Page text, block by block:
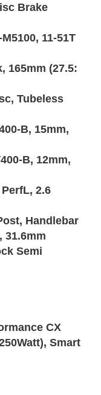
Brake
11-51T
165mm (27.5:
Tubeless
B, 15mm,
B, 12mm,
2.6
Handlebar
31.6mm
Semi
CX
Smart